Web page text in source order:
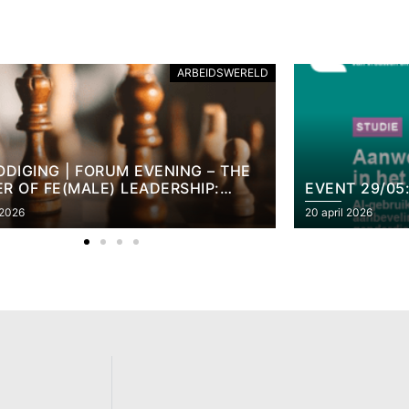
ARBEIDSWERELD
29/05: AI EN REKRUTERING
2026
FELINK
APRIL 2026
13 april 2026